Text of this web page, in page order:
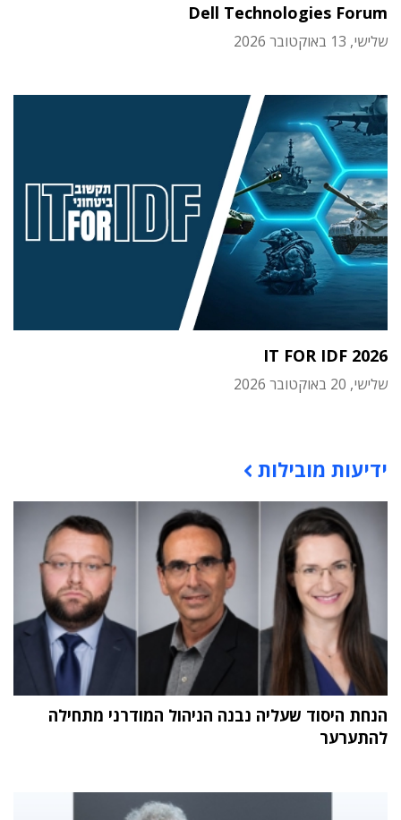
Dell Technologies Forum
שלישי, 13 באוקטובר 2026
IT FOR IDF 2026
שלישי, 20 באוקטובר 2026
ידיעות מובילות
הנחת היסוד שעליה נבנה הניהול המודרני מתחילה
להתערער